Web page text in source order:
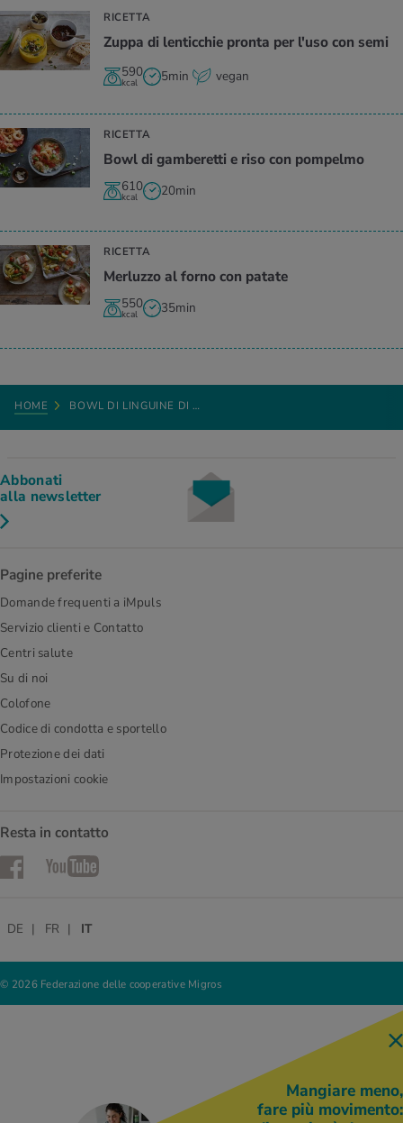
RICETTA
Zuppa di lenticchie pronta per l'uso con semi
590
kcal 5min vegan
RICETTA
Bowl di gamberetti e riso con pompelmo
610
kcal 20min
RICETTA
Merluzzo al forno con patate
550
kcal 35min
HOME BOWL DI LINGUINE DI …
Abbonati
alla newsletter
Pagine preferite
Domande frequenti a iMpuls
Servizio clienti e Contatto
Centri salute
Su di noi
Colofone
Codice di condotta e sportello
Protezione dei dati
Impostazioni cookie
Resta in contatto
FacebookYouTube
© 2026 Federazione delle cooperative Migros
DE FR IT
Mangiare meno,
fare più movimento: